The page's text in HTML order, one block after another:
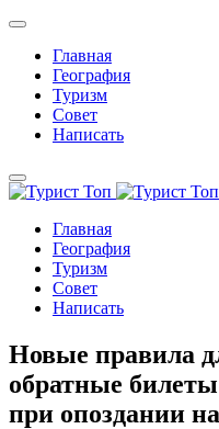
Главная
География
Туризм
Совет
Написать
Главная
География
Туризм
Совет
Написать
Новые правила
обратные
при опоздании